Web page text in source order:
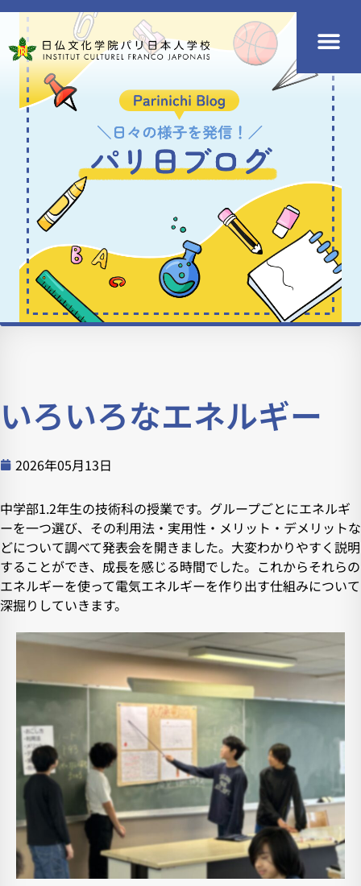
いろいろなエネルギー
2026年05月13日
中学部1.2年生の技術科の授業です。グループごとにエネルギ
ーを一つ選び、その利用法・実用性・メリット・デメリットな
どについて調べて発表会を開きました。大変わかりやすく説明
することができ、成長を感じる時間でした。これからそれらの
エネルギーを使って電気エネルギーを作り出す仕組みについて
深掘りしていきます。